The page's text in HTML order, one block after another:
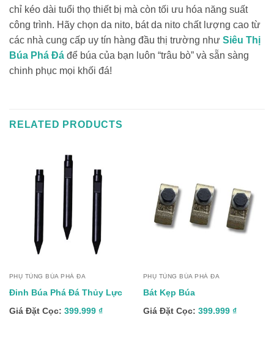
chỉ kéo dài tuổi thọ thiết bị mà còn tối ưu hóa năng suất
công trình. Hãy chọn da nito, bát da nito chất lượng cao từ
các nhà cung cấp uy tín hàng đầu thị trường như Siêu Thị
Búa Phá Đá để búa của bạn luôn “trâu bò” và sẵn sàng
chinh phục mọi khối đá!
RELATED PRODUCTS
PHỤ TÙNG BÚA PHÁ ĐA
Đinh Búa Phá Đá Thủy Lực
Giá Đặt Cọc: 399.999 ₫
PHỤ TÙNG BÚA PHÁ ĐA
Bát Kẹp Búa
Giá Đặt Cọc: 399.999 ₫